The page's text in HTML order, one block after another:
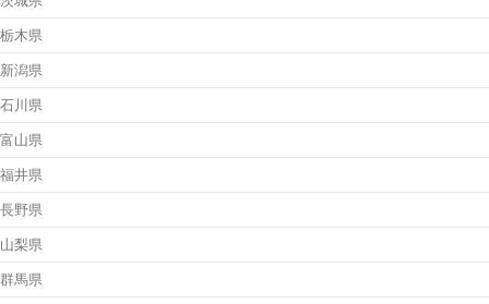
栃木県
新潟県
石川県
富山県
福井県
長野県
山梨県
群馬県